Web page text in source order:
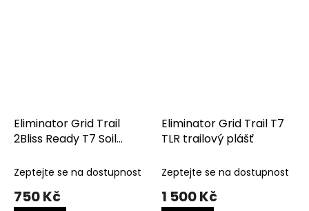
Eliminator Grid Trail
2Bliss Ready T7 Soil
Zeptejte se na dostupnost
750 Kč
Eliminator Grid Trail T7
TLR trailový plášť
Zeptejte se na dostupnost
1 500 Kč